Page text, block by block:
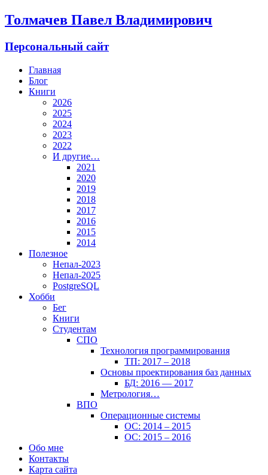
Толмачев Павел Владимирович
Персональный сайт
Главная
Блог
Книги
2026
2025
2024
2023
2022
И другие…
2021
2020
2019
2018
2017
2016
2015
2014
Полезное
Непал-2023
Непал-2025
PostgreSQL
Хобби
Бег
Книги
Студентам
СПО
Технология программирования
ТП: 2017 – 2018
Основы проектирования баз данных
БД: 2016 — 2017
Метрология…
ВПО
Операционные системы
ОС: 2014 – 2015
ОС: 2015 – 2016
Обо мне
Контакты
Карта сайта